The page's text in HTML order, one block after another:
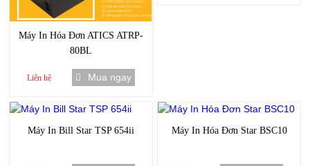
Máy In Hóa Đơn ATICS ATRP-
80BL
Liên hệ Mua ngay
Máy In Bill Star TSP 654ii Máy In Hóa Đơn Star BSC10